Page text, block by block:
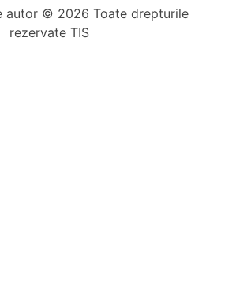
autor © 2026 Toate drepturile
rezervate TIS